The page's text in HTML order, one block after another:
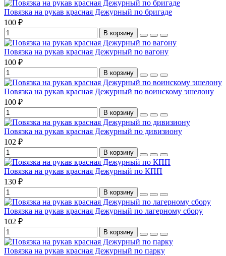
Повязка на рукав красная Дежурный по бригаде
100 ₽
В корзину
Повязка на рукав красная Дежурный по вагону
100 ₽
В корзину
Повязка на рукав красная Дежурный по воинскому эшелону
100 ₽
В корзину
Повязка на рукав красная Дежурный по дивизиону
102 ₽
В корзину
Повязка на рукав красная Дежурный по КПП
130 ₽
В корзину
Повязка на рукав красная Дежурный по лагерному сбору
102 ₽
В корзину
Повязка на рукав красная Дежурный по парку